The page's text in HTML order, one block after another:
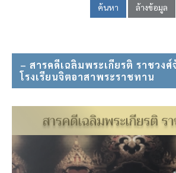
ค้นหา ล้างข้อมูล
– สารคดีเฉลิมพระเกียรติ ราชวงศ์
โรงเรียนจิตอาสาพระราชทาน